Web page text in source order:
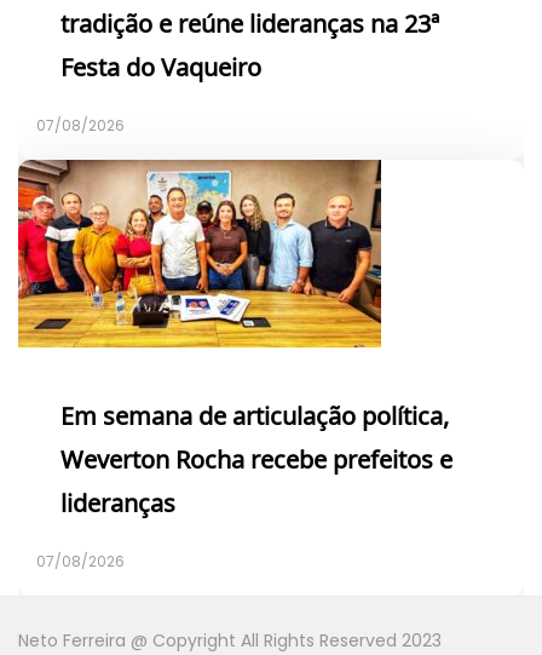
tradição e reúne lideranças na 23ª
Festa do Vaqueiro
07/08/2026
Em semana de articulação política,
Weverton Rocha recebe prefeitos e
lideranças
07/08/2026
Neto Ferreira @ Copyright All Rights Reserved 2023